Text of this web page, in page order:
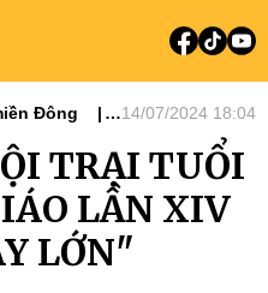
Đông
14/07/2024 18:04
TRẠI TUỔI
LẦN XIV
LỚN"